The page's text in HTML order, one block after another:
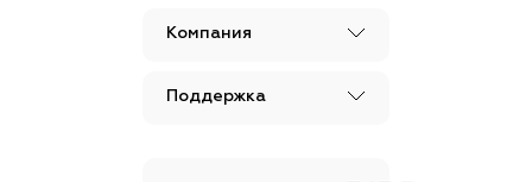
Компания
Поддержка